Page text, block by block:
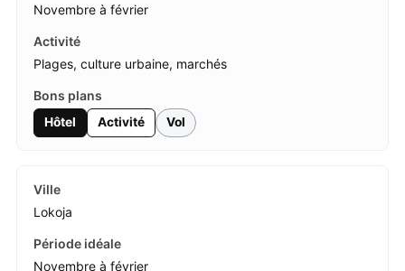
Novembre à février
Plages, culture urbaine, marchés
Hôtel Activité Vol
Lokoja
Novembre à février